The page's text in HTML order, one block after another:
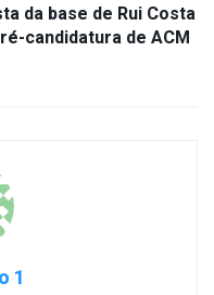
da base de Rui Costa
candidatura de ACM
1